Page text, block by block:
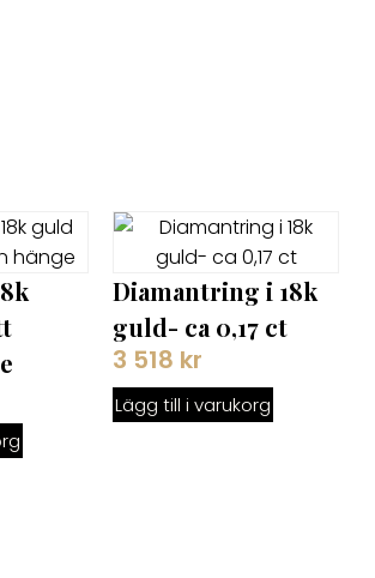
Diamantring i 18k
guld- ca 0,17 ct
3 518 kr
Lägg till i varukorg